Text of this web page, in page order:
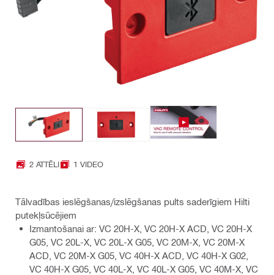
2 ATTĒLI 1 VIDEO
Tālvadības ieslēgšanas/izslēgšanas pults saderīgiem Hilti
putekļsūcējiem
Izmantošanai ar: VC 20H-X, VC 20H-X ACD, VC 20H-X
G05, VC 20L-X, VC 20L-X G05, VC 20M-X, VC 20M-X
ACD, VC 20M-X G05, VC 40H-X ACD, VC 40H-X G02,
VC 40H-X G05, VC 40L-X, VC 40L-X G05, VC 40M-X, VC